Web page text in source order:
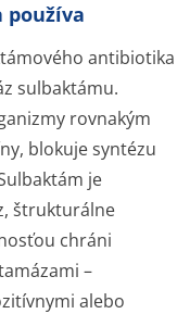
používa
antibiotika
sulbaktámu.
rovnakým
blokuje syntézu
je
štrukturálne
chráni
–
alebo